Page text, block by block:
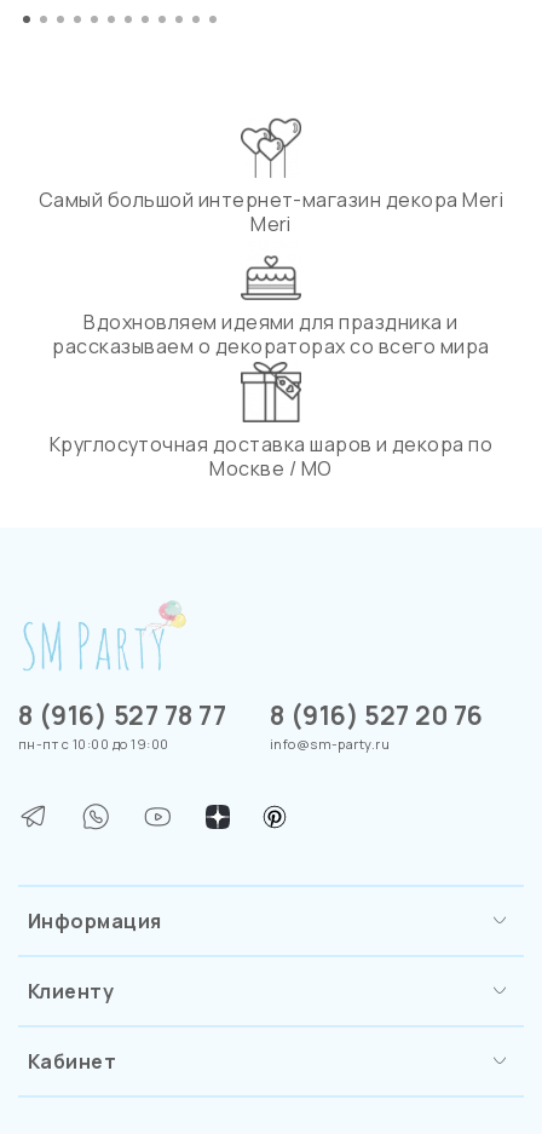
Самый большой интернет-магазин декора Meri
Meri
Вдохновляем идеями для праздника и
рассказываем о декораторах со всего мира
Круглосуточная доставка шаров и декора по
Москве / МО
Информация
Клиенту
Кабинет
8 (916) 527 78 77
пн-пт с 10:00 до 19:00
8 (916) 527 20 76
info@sm-party.ru